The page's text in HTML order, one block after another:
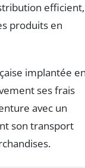
efficient,
produits en
implantée
ses frais
avec un
son transport